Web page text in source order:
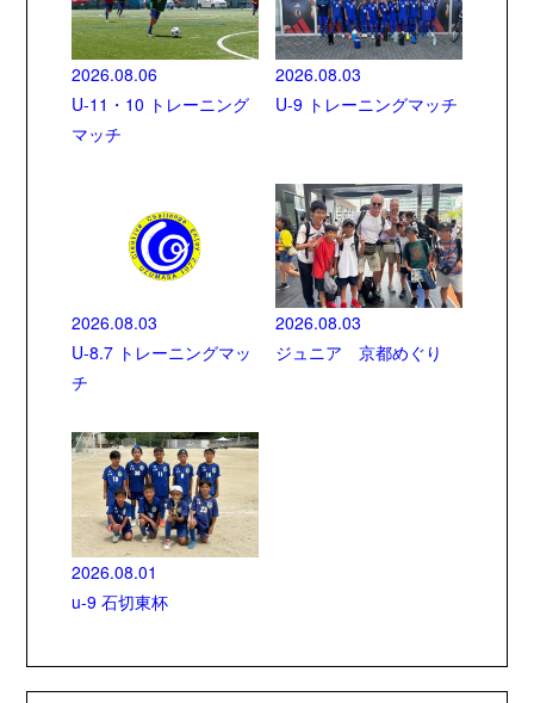
2026.08.06
U-11・10 トレーニング
マッチ
2026.08.03
U-9 トレーニングマッチ
2026.08.03
U-8.7 トレーニングマッ
チ
2026.08.03
ジュニア 京都めぐり
2026.08.01
u-9 石切東杯